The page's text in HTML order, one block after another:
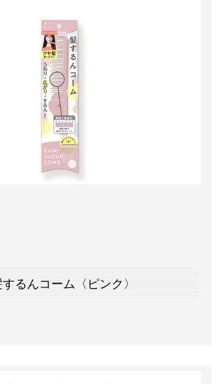
るんコーム〈ピンク〉